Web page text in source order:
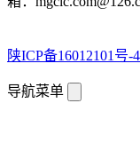
陕ICP备16012101号-4
导航菜单